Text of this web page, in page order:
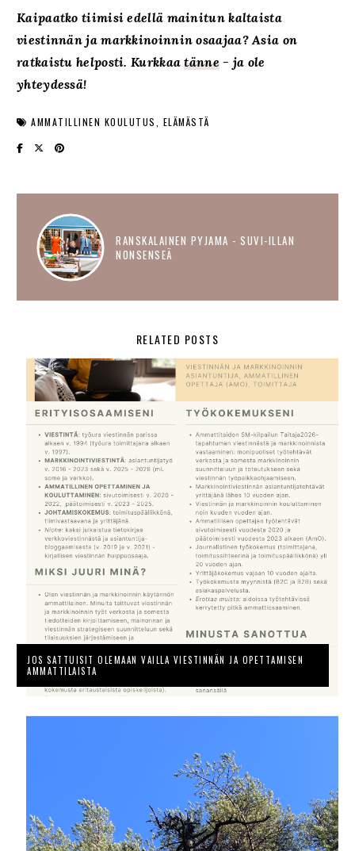
Kaipaatko tiimisi edellä mainitun kaltaista
viestinnän ja markkinoinnin osaajaa? Asia on
ratkaistu helposti. Kurkkaatänne- ja ole
yhteydessä!
AMMATILLINEN KOULUTUS ELÄMÄSTÄ
RANSKALAINEN PYJAMA - SUVI-ILLAN
NONSENSEÄ
RELATED POSTS
JOS SATTUISIT OLEMAAN VAILLA VIESTINNÄN JA OPETTAMISEN
AMMATTILAISTA